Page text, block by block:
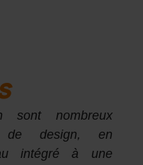
sont nombreux
de design, en
intégré à une